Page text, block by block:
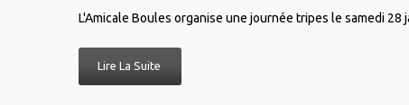
L'Amicale Boules organise une journée tripes le samedi 28
Lire La Suite